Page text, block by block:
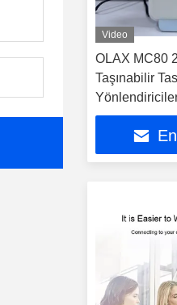
Video
OLAX MC80
Taşınabilir
B1/3/7/8/20/